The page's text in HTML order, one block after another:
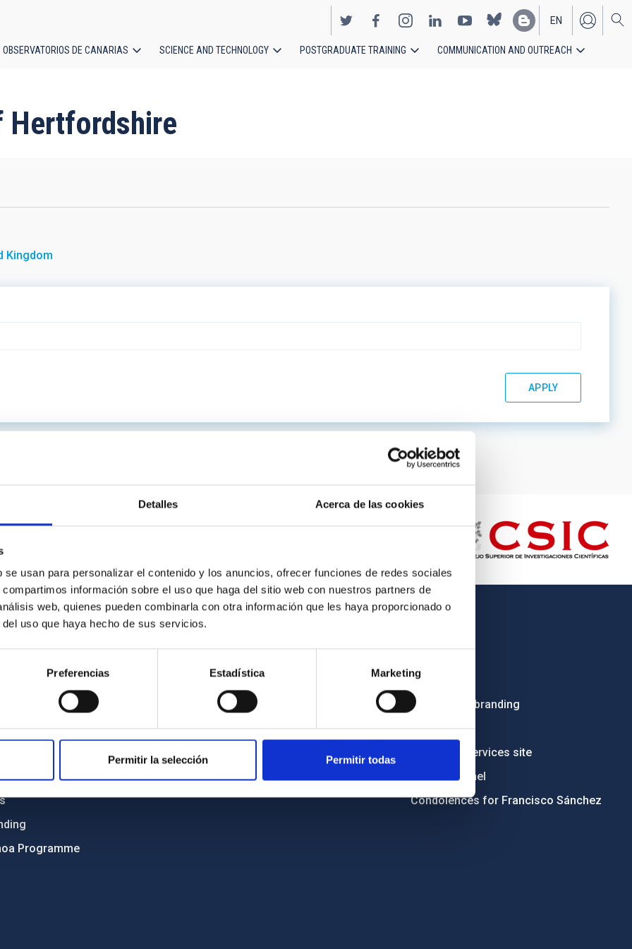
Detalles Acerca de las cookies
usan para personalizar el contenido y los anuncios, ofrecer funciones de redes sociales
información sobre el uso que haga del sitio web con nuestros partners de
web, quienes pueden combinarla con otra información que les haya proporcionado o
uso que haya hecho de sus servicios.
Preferencias Estadística Marketing
Permitir la selección Permitir todas
EN
ES
OBSERVATORIOS DE CANARIAS SCIENCE AND TECHNOLOGY POSTGRADUATE TRAINING COMMUNICATION AND OUTREACH
Kingdom
and anti-fraud policy
and diversity
Programme
IAC PORTAL
Privacy policy
Legal notice
Cookies policy
Accessibility
Tenders
Institutional branding
RSS
Electronic services site
Ethics channel
Condolences for Francisco Sánchez